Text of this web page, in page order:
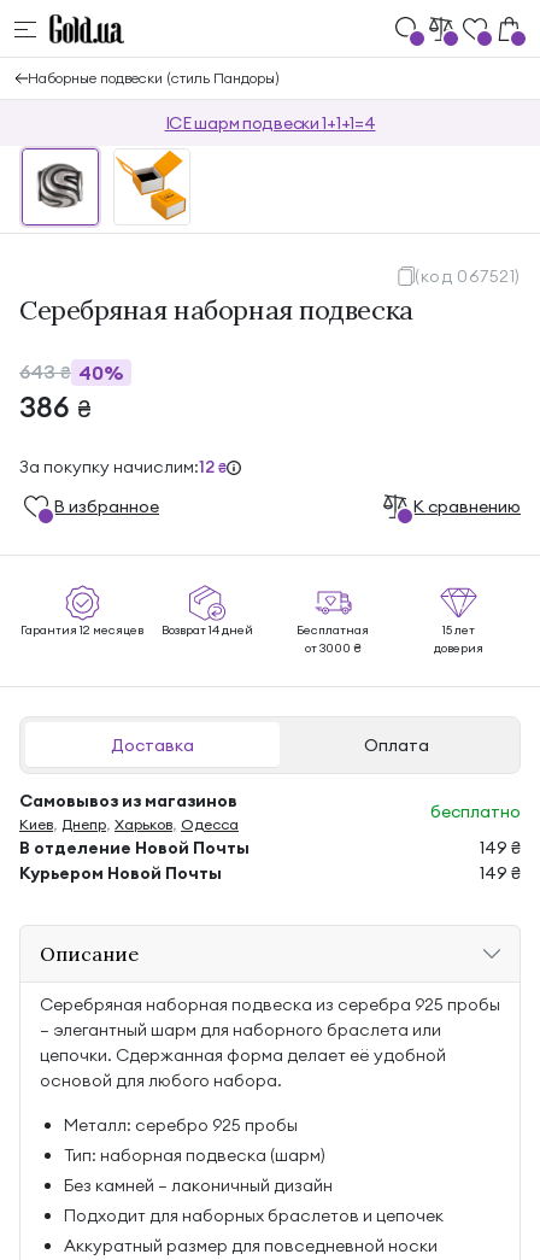
Наборные подвески (стиль Пандоры)
ICE шарм подвески 1+1+1=4
(код 067521)
Серебряная наборная подвеска
643₴ 40%
386 ₴
За покупку начислим:12 ₴
В избранноe К сравнению
Гарантия 12 месяцев Возврат 14 дней
Бесплатная
от 3000 ₴
15 лет
доверия
Доставка Оплата
Самовывоз из магазинов
Киев, Днепр, Харьков, Одесса
бесплатно
В отделение Новой Почты
149 ₴
Курьером Новой Почты
149 ₴
Описание
Серебряная наборная подвеска из серебра 925 пробы
— элегантный шарм для наборного браслета или
цепочки. Сдержанная форма делает её удобной
основой для любого набора.
Металл: серебро 925 пробы
Тип: наборная подвеска (шарм)
Без камней — лаконичный дизайн
Подходит для наборных браслетов и цепочек
Аккуратный размер для повседневной носки